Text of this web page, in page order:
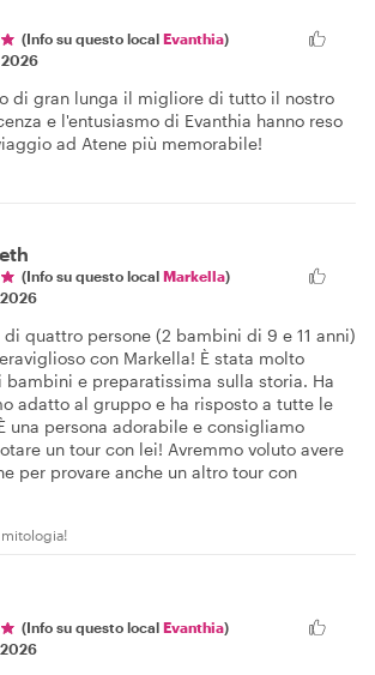
(Info su questo local Evanthia)
di gran lunga il migliore di tutto il nostro
e l'entusiasmo di Evanthia hanno reso
ad Atene più memorabile!
(Info su questo local Markella)
quattro persone (2 bambini di 9 e 11 anni)
con Markella! È stata molto
bambini e preparatissima sulla storia. Ha
adatto al gruppo e ha risposto a tutte le
una persona adorabile e consigliamo
un tour con lei! Avremmo voluto avere
per provare anche un altro tour con
(Info su questo local Evanthia)